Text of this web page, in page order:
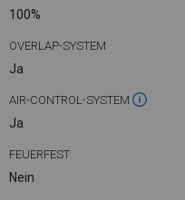
100%
OVERLAP-SYSTEM
Ja
AIR-CONTROL-SYSTEM
Ja
FEUERFEST
Nein